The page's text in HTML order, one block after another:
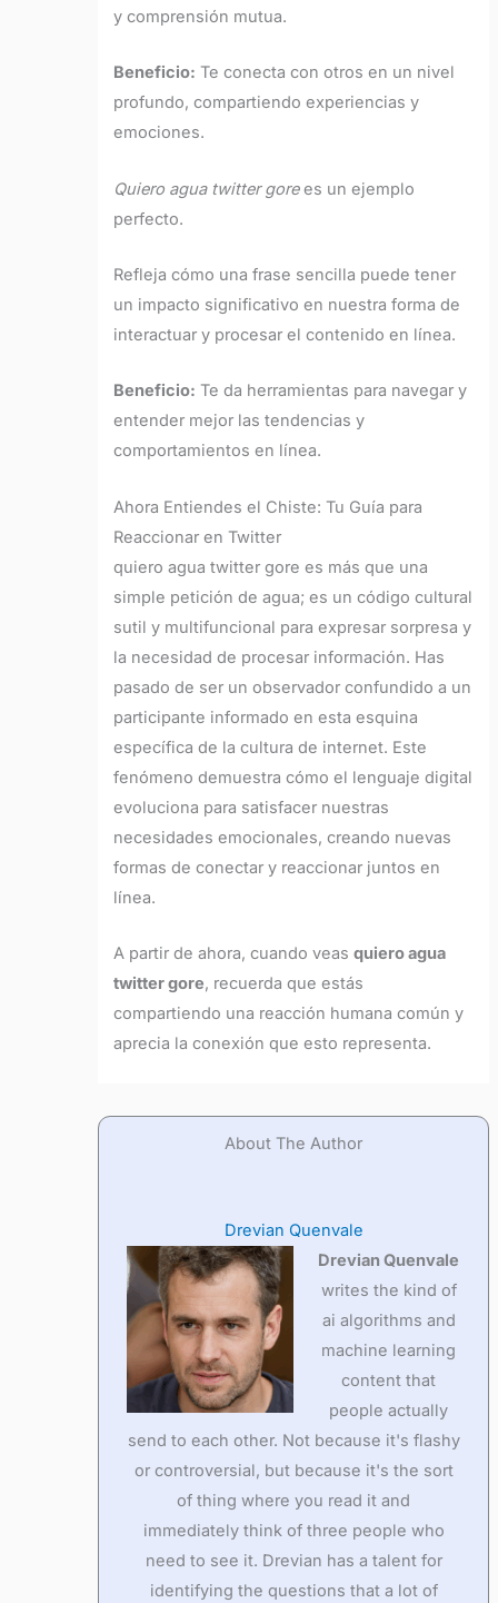
y comprensión mutua.
Beneficio: Te conecta con otros en un nivel
profundo, compartiendo experiencias y
emociones.
Quiero agua twitter gorees un ejemplo
perfecto.
Refleja cómo una frase sencilla puede tener
un impacto significativo en nuestra forma de
interactuar y procesar el contenido en línea.
Beneficio: Te da herramientas para navegar y
entender mejor las tendencias y
comportamientos en línea.
Ahora Entiendes el Chiste: Tu Guía para
Reaccionar en Twitter
quiero agua twitter gore es más que una
simple petición de agua; es un código cultural
sutil y multifuncional para expresar sorpresa y
la necesidad de procesar información. Has
pasado de ser un observador confundido a un
participante informado en esta esquina
específica de la cultura de internet. Este
fenómeno demuestra cómo el lenguaje digital
evoluciona para satisfacer nuestras
necesidades emocionales, creando nuevas
formas de conectar y reaccionar juntos en
línea.
A partir de ahora, cuando veasquiero agua
twitter gore, recuerda que estás
compartiendo una reacción humana común y
aprecia la conexión que esto representa.
About The Author
Drevian Quenvale
Drevian Quenvale
writes the kind of
ai algorithms and
machine learning
content that
people actually
send to each other. Not because it's flashy
or controversial, but because it's the sort
of thing where you read it and
immediately think of three people who
need to see it. Drevian has a talent for
identifying the questions that a lot of